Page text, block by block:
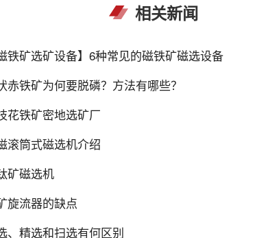
相关新闻
铁矿选矿设备】6种常见的磁铁矿磁选设备
赤铁矿为何要脱磷？方法有哪些？
花铁矿密地选矿厂
滚筒式磁选机介绍
矿磁选机
旋流器的缺点
、精选和扫选有何区别